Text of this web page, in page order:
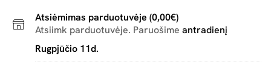
Atsiėmimas parduotuvėje (0,00€)
Atsiimk parduotuvėje. Paruošime antradienį
Rugpjūčio 11d.